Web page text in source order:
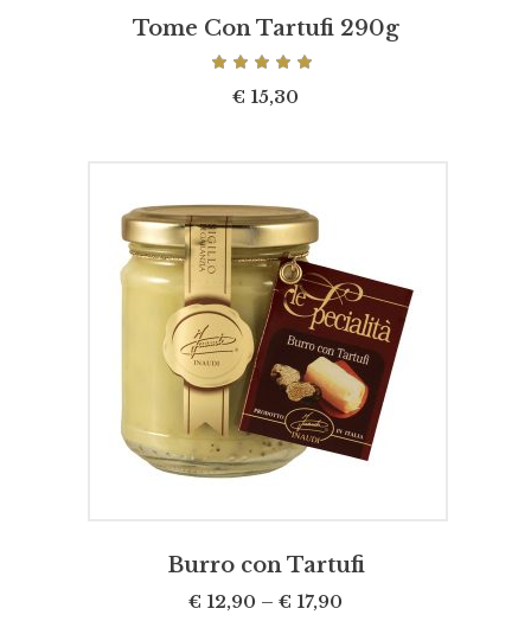
Tome Con Tartufi 290g
su 5
€ 15,30
SCEGLI
Burro con Tartufi
€ 12,90 – € 17,90